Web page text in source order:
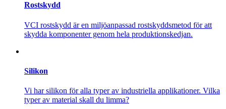
Rostskydd
VCI rostskydd är en miljöanpassad rostskyddsmetod för att
skydda komponenter genom hela produktionskedjan.
Silikon
Vi har silikon för alla typer av industriella applikationer. Vilka
typer av material skall du limma?